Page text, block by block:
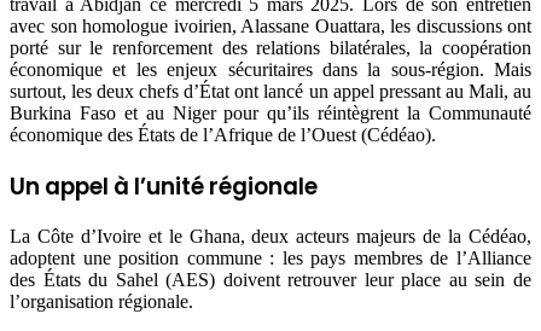
avec son homologue ivoirien, Alassane Ouattara, les discussions ont
porté sur le renforcement des relations bilatérales, la coopération
économique et les enjeux sécuritaires dans la sous-région. Mais
surtout, les deux chefs d’État ont lancé un appel pressant au Mali, au
Burkina Faso et au Niger pour qu’ils réintègrent la Communauté
économique des États de l’Afrique de l’Ouest (Cédéao).
Un appel à l’unité régionale
La Côte d’Ivoire et le Ghana, deux acteurs majeurs de la Cédéao,
adoptent une position commune : les pays membres de l’Alliance
des États du Sahel (AES) doivent retrouver leur place au sein de
l’organisation régionale.